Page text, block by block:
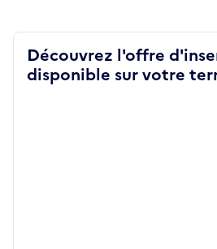
Découvrez l'offre
disponible sur votre